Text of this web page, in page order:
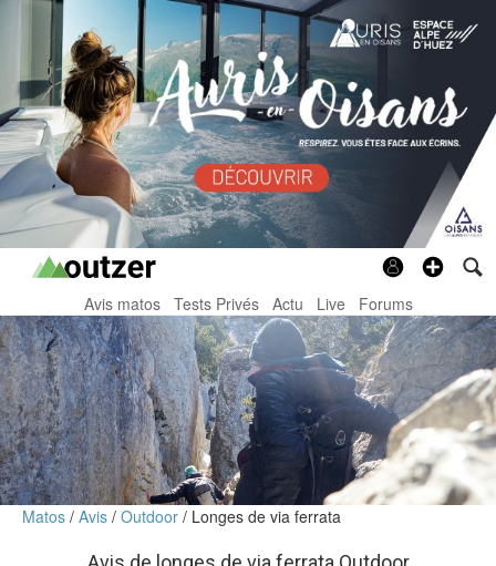
Avis matos Tests Privés Actu Live Forums
Matos Avis Outdoor Longes de via ferrata